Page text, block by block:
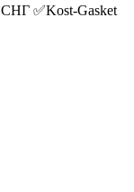
✅Kost-Gasket